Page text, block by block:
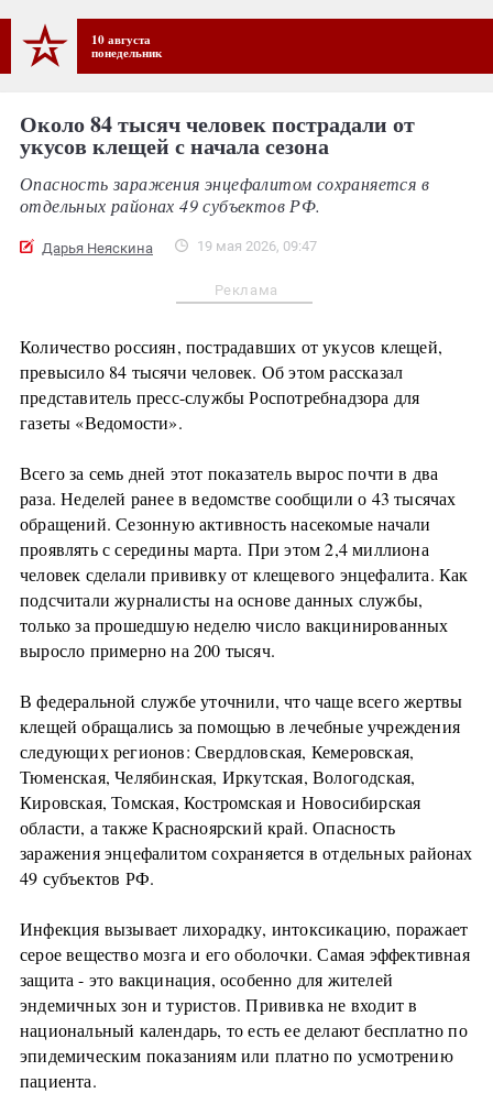
10 августа
понедельник
Около 84 тысяч человек пострадали от
укусов клещей с начала сезона
Опасность заражения энцефалитом сохраняется в
отдельных районах 49 субъектов РФ.
Дарья Неяскина 19 мая 2026, 09:47
Реклама
Количество россиян, пострадавших от укусов клещей,
превысило 84 тысячи человек. Об этом рассказал
представитель пресс-службы Роспотребнадзора для
газеты «Ведомости».
Всего за семь дней этот показатель вырос почти в два
раза. Неделей ранее в ведомстве сообщили о 43 тысячах
обращений. Сезонную активность насекомые начали
проявлять с середины марта. При этом 2,4 миллиона
человек сделали прививку от клещевого энцефалита. Как
подсчитали журналисты на основе данных службы,
только за прошедшую неделю число вакцинированных
выросло примерно на 200 тысяч.
В федеральной службе уточнили, что чаще всего жертвы
клещей обращались за помощью в лечебные учреждения
следующих регионов: Свердловская, Кемеровская,
Тюменская, Челябинская, Иркутская, Вологодская,
Кировская, Томская, Костромская и Новосибирская
области, а также Красноярский край. Опасность
заражения энцефалитом сохраняется в отдельных районах
49 субъектов РФ.
Инфекция вызывает лихорадку, интоксикацию, поражает
серое вещество мозга и его оболочки. Самая эффективная
защита - это вакцинация, особенно для жителей
эндемичных зон и туристов. Прививка не входит в
национальный календарь, то есть ее делают бесплатно по
эпидемическим показаниям или платно по усмотрению
пациента.